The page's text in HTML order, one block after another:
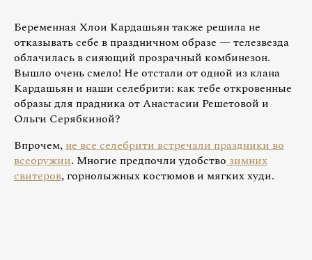
Беременная Хлои Кардашьян также решила не
отказывать себе в праздничном образе — телезвезда
облачилась в сияющий прозрачный комбинезон.
Вышло очень смело! Не отстали от одной из клана
Кардашьян и наши селебрити: как тебе откровенные
образы для прадника от Анастасии Решетовой и
Ольги Серябкиной?
Впрочем, не все селебрити встречали праздники во
всеоружии. Многие предпочли удобство зимних
свитеров, горнолыжных костюмов и мягких худи.